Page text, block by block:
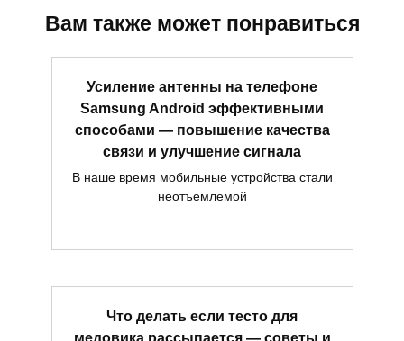
Вам также может понравиться
Усиление антенны на телефоне
Samsung Android эффективными
способами — повышение качества
связи и улучшение сигнала
В наше время мобильные устройства стали
неотъемлемой
Что делать если тесто для
медовика рассыпается — советы и